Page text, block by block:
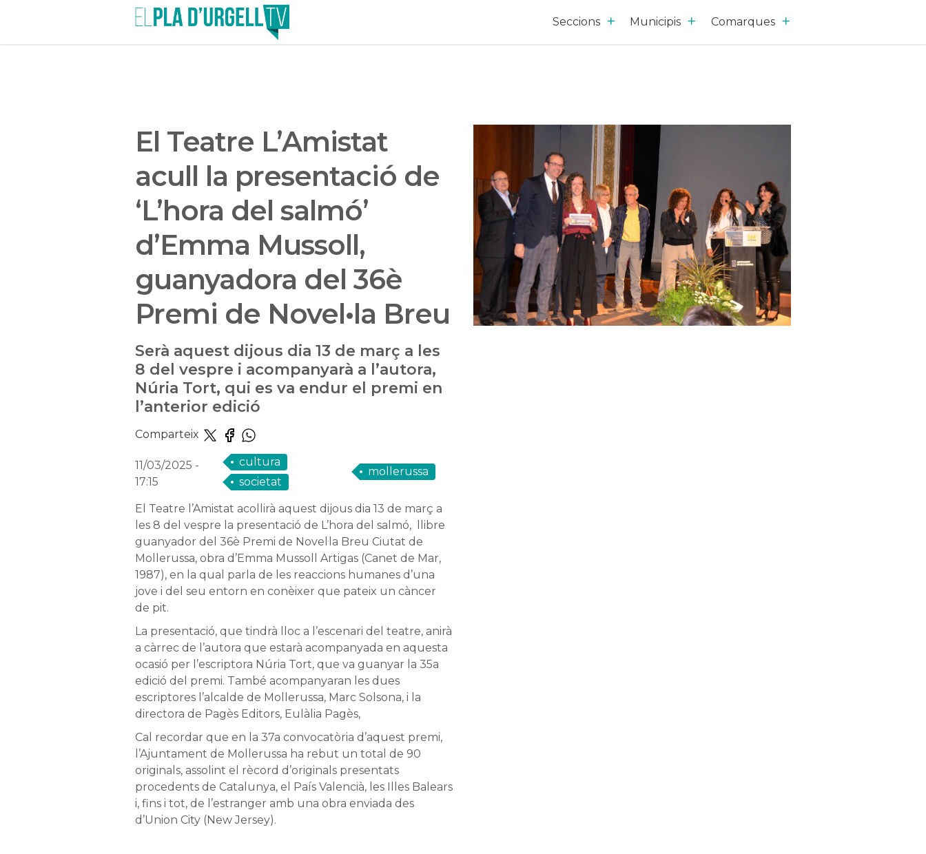
Seccions Municipis Comarques
El Teatre L’Amistat
acull la presentació de
‘L’hora del salmó’
d’Emma Mussoll,
guanyadora del 36è
Premi de Novel•la Breu
Serà aquest dijous dia 13 de març a les
8 del vespre i acompanyarà a l’autora,
Núria Tort, qui es va endur el premi en
l’anterior edició
Comparteix
11/03/2025 -
17:15
cultura
societat
mollerussa
El Teatre l’Amistat acollirà aquest dijous dia 13 de març a
les 8 del vespre la presentació de L’hora del salmó, llibre
guanyador del 36è Premi de Novel·la Breu Ciutat de
Mollerussa, obra d’Emma Mussoll Artigas (Canet de Mar,
1987), en la qual parla de les reaccions humanes d’una
jove i del seu entorn en conèixer que pateix un càncer
de pit.
La presentació, que tindrà lloc a l’escenari del teatre, anirà
a càrrec de l’autora que estarà acompanyada en aquesta
ocasió per l’escriptora Núria Tort, que va guanyar la 35a
edició del premi. També acompanyaran les dues
escriptores l’alcalde de Mollerussa, Marc Solsona, i la
directora de Pagès Editors, Eulàlia Pagès,
Cal recordar que en la 37a convocatòria d’aquest premi,
l’Ajuntament de Mollerussa ha rebut un total de 90
originals, assolint el rècord d’originals presentats
procedents de Catalunya, el País Valencià, les Illes Balears
i, fins i tot, de l’estranger amb una obra enviada des
d’Union City (New Jersey).